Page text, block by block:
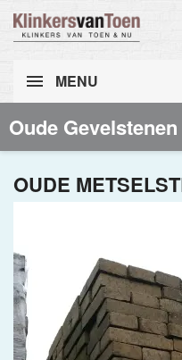
MENU
Oude Gevelstenen
OUDE